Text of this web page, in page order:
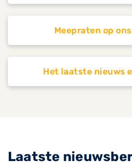
Meepraten op
Het laatste nieuws
Laatste